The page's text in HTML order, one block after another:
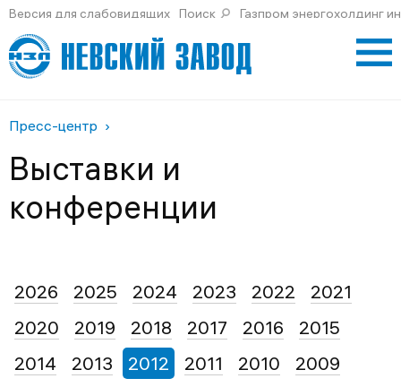
Версия для слабовидящих Поиск Газпром энергохолдинг
Пресс-центр
Выставки и
конференции
2026 2025 2024 2023 2022
2021
2020
2019 2018 2017 2016
2015
2014
2013 2012 2011 2010
2009